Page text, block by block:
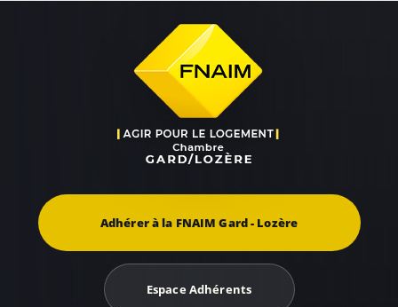
Adhérer à la FNAIM Gard - Lozère
Espace Adhérents